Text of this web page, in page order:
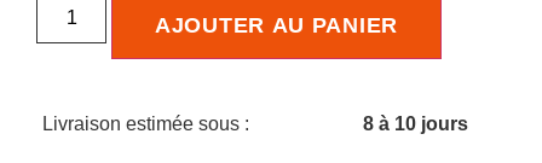
AJOUTER AU PANIER
Livraison estimée sous : 8 à 10 jours